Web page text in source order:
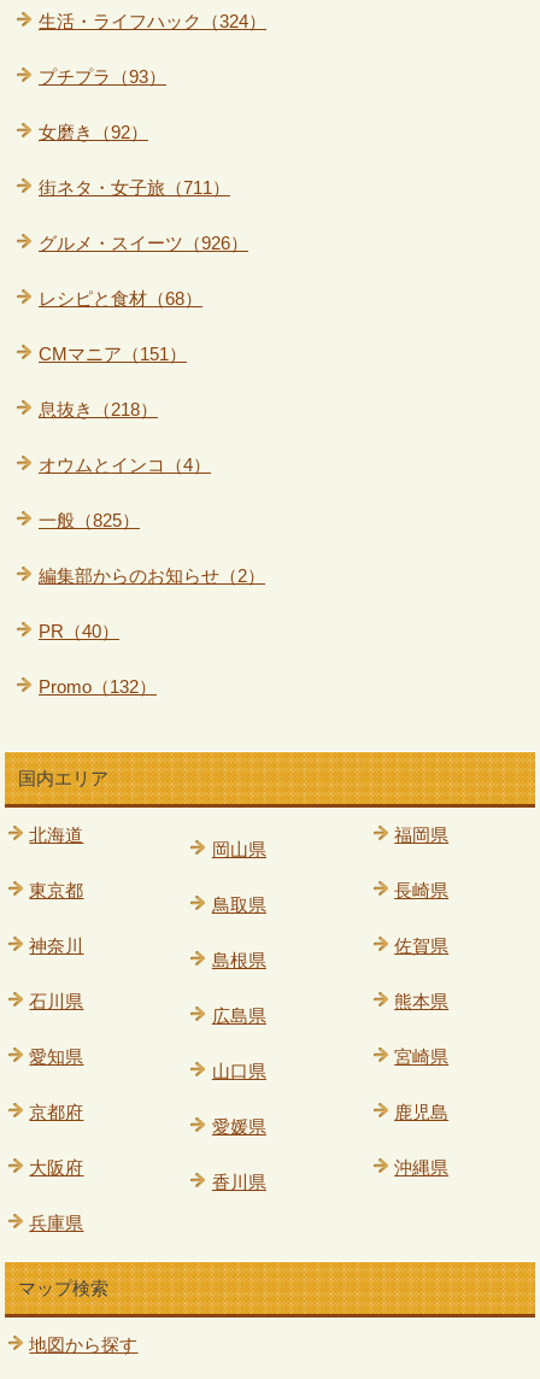
生活・ライフハック（324）
プチプラ（93）
女磨き（92）
街ネタ・女子旅（711）
グルメ・スイーツ（926）
レシピと食材（68）
CMマニア（151）
息抜き（218）
オウムとインコ（4）
一般（825）
編集部からのお知らせ（2）
PR（40）
Promo（132）
国内エリア
北海道
東京都
神奈川
石川県
愛知県
京都府
大阪府
兵庫県
岡山県
鳥取県
島根県
広島県
山口県
愛媛県
香川県
福岡県
長崎県
佐賀県
熊本県
宮崎県
鹿児島
沖縄県
マップ検索
地図から探す